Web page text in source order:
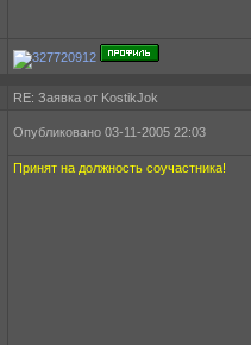
RE: Заявка от KostikJok
Опубликовано 03-11-2005 22:03
Принят на должность соучастника!